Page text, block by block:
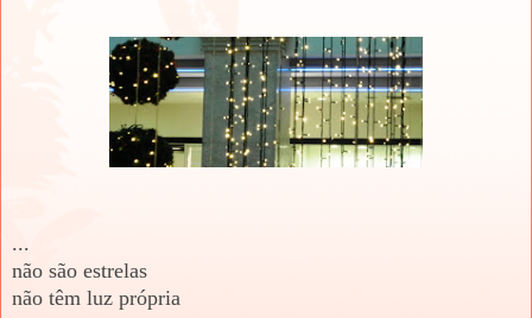
...
não são estrelas
não têm luz própria